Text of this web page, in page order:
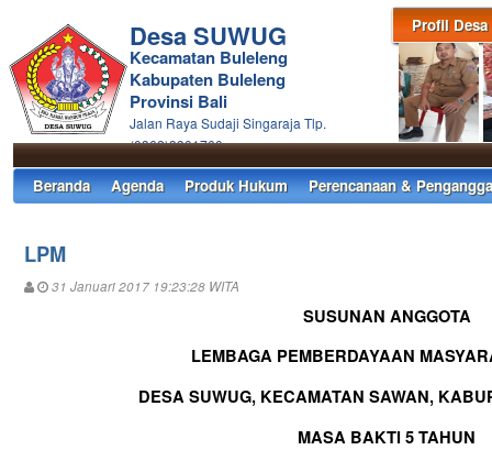
Profil Desa
Desa SUWUG
Kecamatan Buleleng
Kabupaten Buleleng
Provinsi Bali
Jalan Raya Sudaji Singaraja Tlp.
(0362)3301760
Beranda Agenda Produk Hukum Perencanaan &
LPM
31 Januari 2017 19:23:28 WITA
SUSUNAN ANGGOTA
LEMBAGA PEMBERDAYAAN
DESASUWUG, KECAMATANSAWAN,
MASA BAKTI5 TAHUN